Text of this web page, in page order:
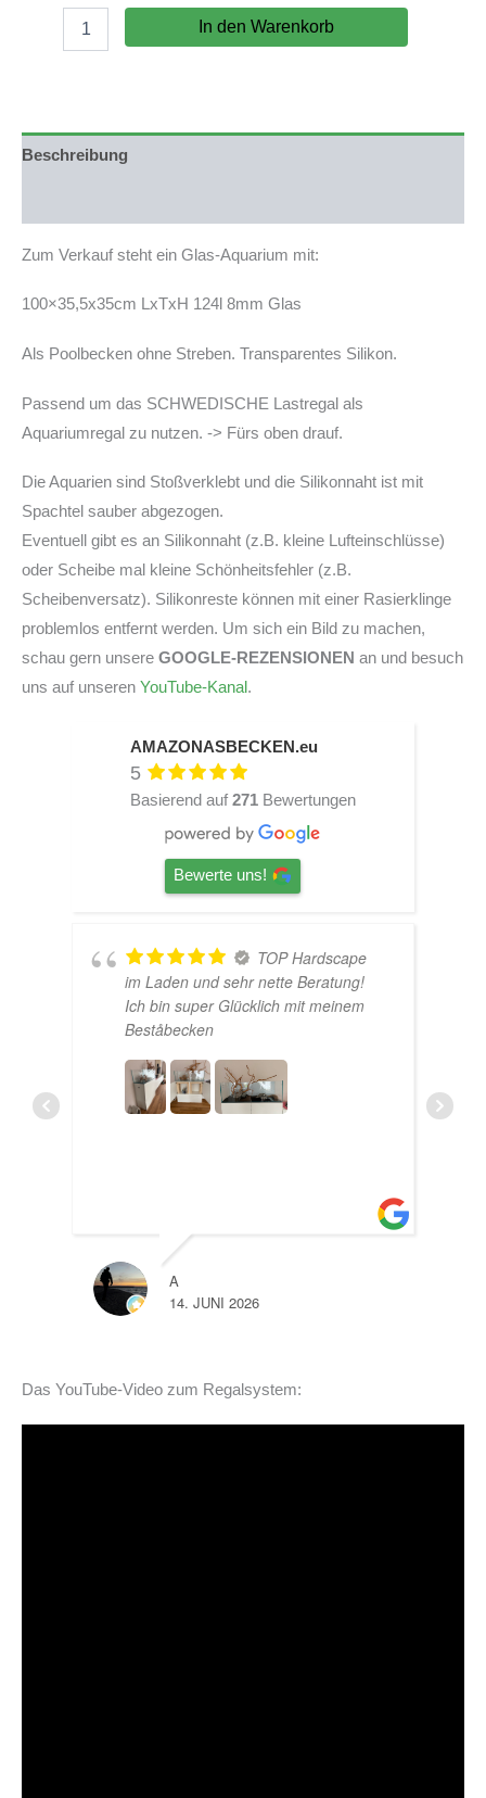
100x35,5x35cm
Fjällbo
31555)
In den Warenkorb
Beschreibung
Zum Verkauf steht ein Glas-Aquarium mit:
100×35,5x35cm LxTxH 124l 8mm Glas
Als Poolbecken ohne Streben. Transparentes Silikon.
Passend um das SCHWEDISCHE Lastregal als
Aquariumregal zu nutzen. -> Fürs oben drauf.
Die Aquarien sind Stoßverklebt und die Silikonnaht ist mit
Spachtel sauber abgezogen.
Eventuell gibt es an Silikonnaht (z.B. kleine Lufteinschlüsse)
oder Scheibe mal kleine Schönheitsfehler (z.B.
Scheibenversatz). Silikonreste können mit einer Rasierklinge
problemlos entfernt werden. Um sich ein Bild zu machen,
schau gern unsere GOOGLE-REZENSIONEN an und besuch
uns auf unseren YouTube-Kanal.
AMAZONASBECKEN.eu
5
Basierend auf 271 Bewertungen
Bewerte uns!
TOP Hardscape
im Laden und sehr nette Beratung!
Ich bin super Glücklich mit meinem
Beståbecken
A
14. JUNI 2026
Das YouTube-Video zum Regalsystem: